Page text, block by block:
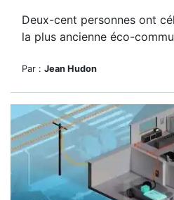
Deux-cent personnes ont
la plus ancienne éco-
Par : Jean Hudon